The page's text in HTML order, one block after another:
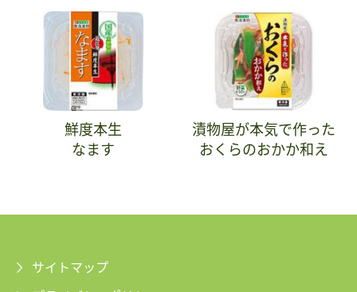
鮮度本生
なます
漬物屋が本気で作った
おくらのおかか和え
サイトマップ